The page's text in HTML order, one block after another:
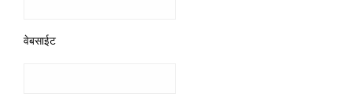
वेबसाईट